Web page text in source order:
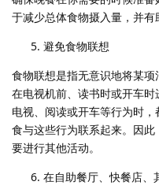
于减少总体食物摄入量，并有
避免食物联想
食物联想是指无意识地将某项
在电视机前、读书时或开车
电视、阅读或开车等行为时
食与这些行为联系起来。因
要进行其他活动。
在自助餐厅、快餐店、